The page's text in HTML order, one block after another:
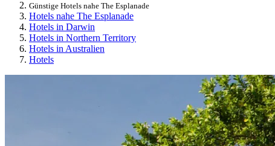
Günstige Hotels nahe The Esplanade
Hotels nahe The Esplanade
Hotels in Darwin
Hotels in Northern Territory
Hotels in Australien
Hotels